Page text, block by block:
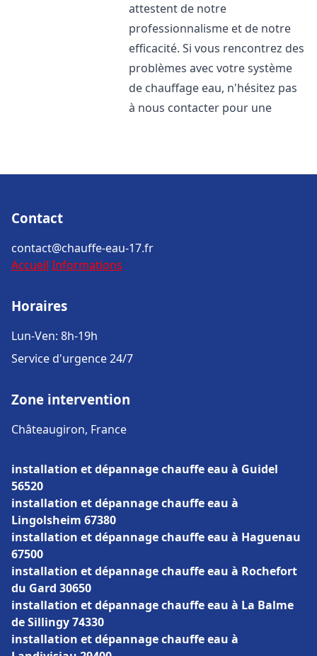
attestent de notre
professionnalisme et de notre
efficacité. Si vous rencontrez des
problèmes avec votre système
de chauffage eau, n'hésitez pas
à nous contacter pour une
Contact
contact@chauffe-eau-17.fr
Accueil Informations
Horaires
Lun-Ven: 8h-19h
Service d'urgence 24/7
Zone intervention
Châteaugiron, France
installation et dépannage chauffe eau à Guidel
56520
installation et dépannage chauffe eau à
Lingolsheim 67380
installation et dépannage chauffe eau à Haguenau
67500
installation et dépannage chauffe eau à Rochefort
du Gard 30650
installation et dépannage chauffe eau à La Balme
de Sillingy 74330
installation et dépannage chauffe eau à